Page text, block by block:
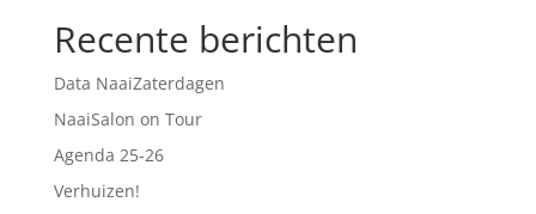
Recente berichten
Data NaaiZaterdagen
NaaiSalon on Tour
Agenda 25-26
Verhuizen!